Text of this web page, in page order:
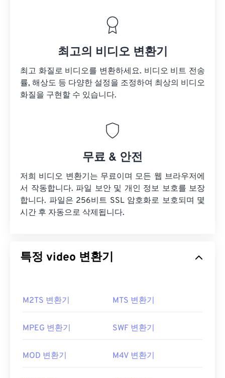
최고의 비디오 변환기
최고 화질로 비디오를 변환하세요. 비디오 비트 전송
률, 해상도 등 다양한 설정을 조정하여 최상의 비디오
화질을 구현할 수 있습니다.
무료 & 안전
저희 비디오 변환기는 무료이며 모든 웹 브라우저에
서 작동합니다. 파일 보안 및 개인 정보 보호를 보장
합니다. 파일은 256비트 SSL 암호화로 보호되며 몇
시간 후 자동으로 삭제됩니다.
특정 video 변환기
M2TS 변환기 MTS 변환기
MPEG 변환기 SWF 변환기
MOD 변환기 M4V 변환기